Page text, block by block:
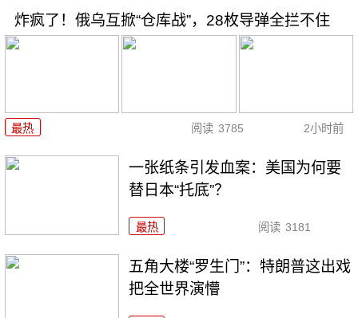
炸疯了！俄乌互掀“仓库战”，28枚导弹全拦不住
最热 阅读 3785 2小时前
一张纸条引发血案：美国为何要
替日本“托底”？
最热 阅读 3181
五角大楼“罗生门”：特朗普这出戏
把全世界演懵